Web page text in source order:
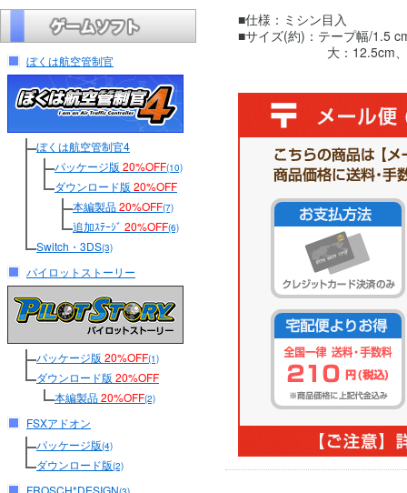
ぼくは航空管制官
ぼくは航空管制官4
パッケージ版 20%OFF(10)
ダウンロード版 20%OFF
本編製品20%OFF(7)
追加ｽﾃｰｼﾞ 20%OFF(6)
Switch・3DS(3)
パイロットストーリー
パッケージ版 20%OFF(1)
ダウンロード版 20%OFF
本編製品20%OFF(2)
FSXアドオン
パッケージ版(4)
ダウンロード版(2)
FROSCH*DESIGN
■仕様：ミシン目入
■サイズ(約)：テープ幅/1.5
大：12.5cm、小